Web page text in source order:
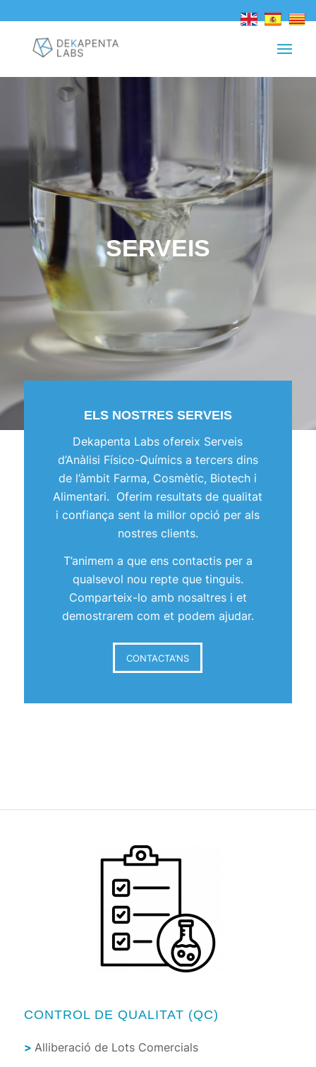
SERVEIS
ELS NOSTRES SERVEIS
Dekapenta Labs ofereix Serveis
d’Anàlisi Físico-Químics a tercers dins
de l’àmbit Farma, Cosmètic, Biotech i
Alimentari. Oferim resultats de qualitat
i confiança sent la millor opció per als
nostres clients.
T’animem a que ens contactis per a
qualsevol nou repte que tinguis.
Comparteix-lo amb nosaltres i et
demostrarem com et podem ajudar.
CONTACTA’NS
CONTROL DE QUALITAT (QC)
> Alliberació de Lots Comercials